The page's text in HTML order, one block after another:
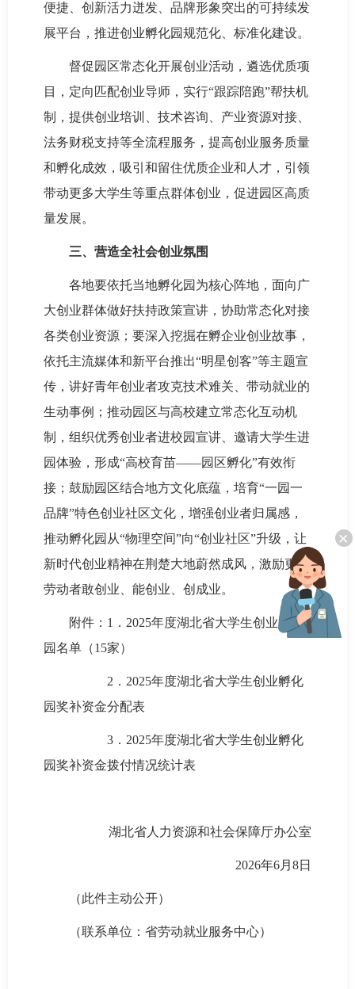
×
便捷、创新活力迸发、品牌形象突出的可持续发
展平台，推进创业孵化园规范化、标准化建设。
督促园区常态化开展创业活动，遴选优质项
目，定向匹配创业导师，实行“跟踪陪跑”帮扶机
制，提供创业培训、技术咨询、产业资源对接、
法务财税支持等全流程服务，提高创业服务质量
和孵化成效，吸引和留住优质企业和人才，引领
带动更多大学生等重点群体创业，促进园区高质
量发展。
三、营造全社会创业氛围
各地要依托当地孵化园为核心阵地，面向广
大创业群体做好扶持政策宣讲，协助常态化对接
各类创业资源；要深入挖掘在孵企业创业故事，
依托主流媒体和新平台推出“明星创客”等主题宣
传，讲好青年创业者攻克技术难关、带动就业的
生动事例；推动园区与高校建立常态化互动机
制，组织优秀创业者进校园宣讲、邀请大学生进
园体验，形成“高校育苗——园区孵化”有效衔
接；鼓励园区结合地方文化底蕴，培育“一园一
品牌”特色创业社区文化，增强创业者归属感，
推动孵化园从“物理空间”向“创业社区”升级，让
新时代创业精神在荆楚大地蔚然成风，激励更多
劳动者敢创业、能创业、创成业。
附件：1．2025年度湖北省大学生创业孵化
园名单（15家）
2．2025年度湖北省大学生创业孵化
园奖补资金分配表
3．2025年度湖北省大学生创业孵化
园奖补资金拨付情况统计表
湖北省人力资源和社会保障厅办公室
2026年6月8日
（此件主动公开）
（联系单位：省劳动就业服务中心）